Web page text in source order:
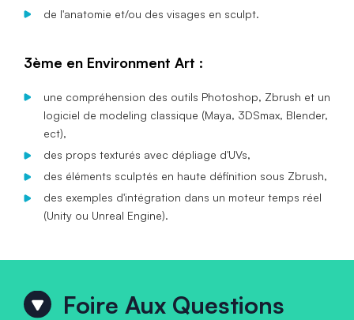
de l'anatomie et/ou des visages en sculpt.
3ème en Environment Art :
une compréhension des outils Photoshop, Zbrush et un
logiciel de modeling classique (Maya, 3DSmax, Blender,
ect),
des props texturés avec dépliage d'UVs,
des éléments sculptés en haute définition sous Zbrush,
des exemples d'intégration dans un moteur temps réel
(Unity ou Unreal Engine).
Foire Aux Questions